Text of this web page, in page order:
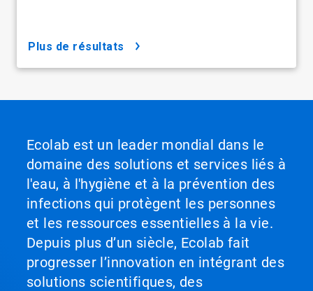
plus de résultats
Ecolab est un leader mondial dans le
domaine des solutions et services liés à
l'eau, à l'hygiène et à la prévention des
infections qui protègent les personnes
et les ressources essentielles à la vie.
Depuis plus d’un siècle, Ecolab fait
progresser l’innovation en intégrant des
solutions scientifiques, des